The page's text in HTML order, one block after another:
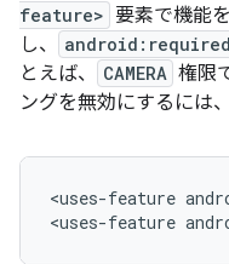
feature> 要素で機能
し、
とえば、
CAMERA 権限
ングを無効にするには
<uses-feature
<uses-feature